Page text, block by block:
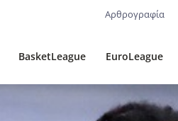
Αρθρογραφία
BasketLeague EuroLeague